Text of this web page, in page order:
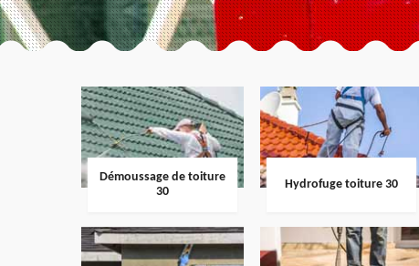
Démoussage de toiture
30
Hydrofuge toiture 30